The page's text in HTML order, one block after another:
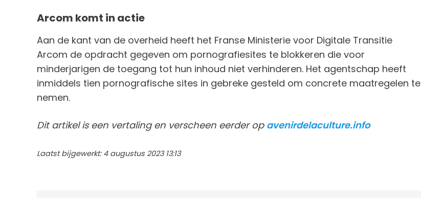
Arcom komt in actie
Aan de kant van de overheid heeft het Franse Ministerie voor Digitale Transitie
Arcom de opdracht gegeven om pornografiesites te blokkeren die voor
minderjarigen de toegang tot hun inhoud niet verhinderen. Het agentschap heeft
inmiddels tien pornografische sites in gebreke gesteld om concrete maatregelen te
nemen.
Dit artikel is een vertaling en verscheen eerder op avenirdelaculture.info
Laatst bijgewerkt: 4 augustus 2023 13:13